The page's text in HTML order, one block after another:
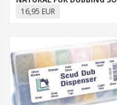
16,95 EUR